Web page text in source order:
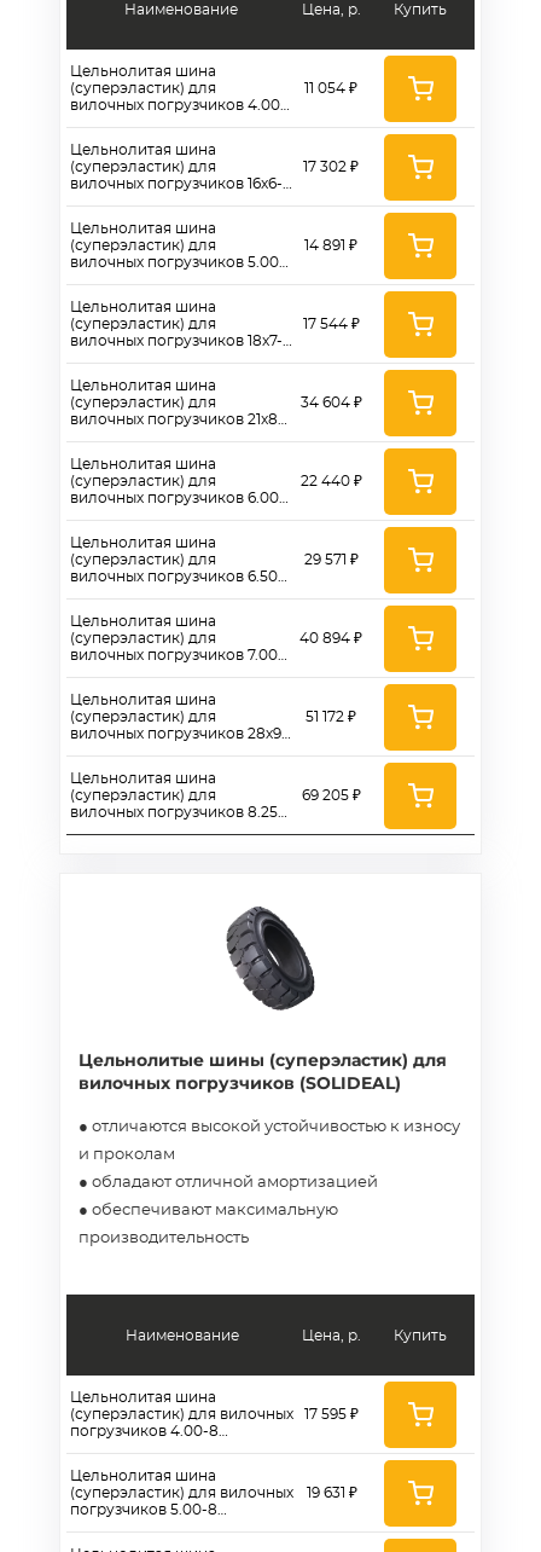
Наименование
Цельнолитая шина
(суперэластик) для
вилочных погрузчиков 4.00-
Цельнолитая шина
(суперэластик) для
вилочных погрузчиков 16x6-8
Цельнолитая шина
(суперэластик) для
вилочных погрузчиков 5.00-
Цельнолитая шина
(суперэластик) для
вилочных погрузчиков 18x7-8
Цельнолитая шина
(суперэластик) для
вилочных погрузчиков 21x8-9
Цельнолитая шина
(суперэластик) для
вилочных погрузчиков 6.00-
Цельнолитая шина
(суперэластик) для
вилочных погрузчиков 6.50-
Цельнолитая шина
(суперэластик) для
вилочных погрузчиков 7.00-
Цельнолитая шина
(суперэластик) для
вилочных погрузчиков 28х9-
Цельнолитая шина
(суперэластик) для
вилочных погрузчиков 8.25-
Цена, р.
11 054 ₽
17 302 ₽
14 891 ₽
17 544 ₽
34 604 ₽
22 440 ₽
29 571 ₽
40 894 ₽
51 172 ₽
69 205 ₽
Купить
Цельнолитые шины (суперэластик) для
вилочных погрузчиков (SOLIDEAL)
● отличаются высокой устойчивостью к износу
и проколам
● обладают отличной амортизацией
● обеспечивают максимальную
производительность
Наименование
Цельнолитая шина
(суперэластик) для вилочных
погрузчиков 4.00-8
Цельнолитая шина
(суперэластик) для вилочных
погрузчиков 5.00-8
Цена, р.
17 595 ₽
19 631 ₽
Купить